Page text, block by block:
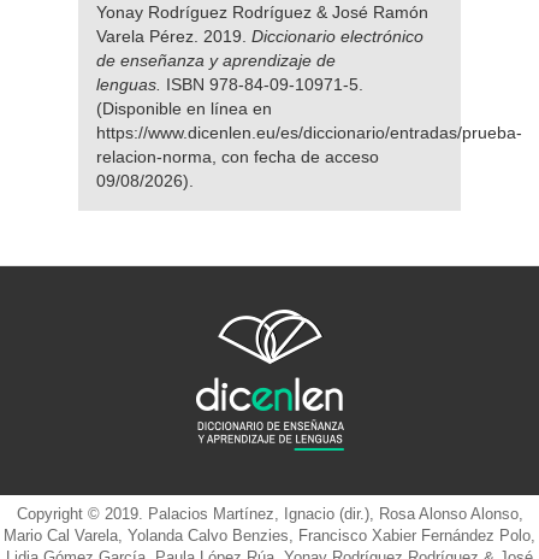
Yonay Rodríguez Rodríguez & José Ramón
Varela Pérez. 2019. Diccionario electrónico
de enseñanza y aprendizaje de
lenguas. ISBN 978-84-09-10971-5.
(Disponible en línea en
https://www.dicenlen.eu/es/diccionario/entradas/prueba-
relacion-norma, con fecha de acceso
09/08/2026).
Copyright © 2019. Palacios Martínez, Ignacio (dir.), Rosa Alonso Alonso,
Mario Cal Varela, Yolanda Calvo Benzies, Francisco Xabier Fernández Polo,